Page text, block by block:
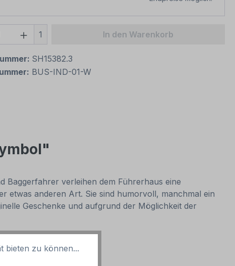
Anzahl: Gib den gewünschten Wert
1 In den Warenkorb
SH15382.3
BUS-IND-01-W
Baggerfahrer verleihen dem Führerhaus eine
etwas anderen Art. Sie sind humorvoll, manchmal ein
Geschenke und aufgrund der Möglichkeit der
bieten zu können...